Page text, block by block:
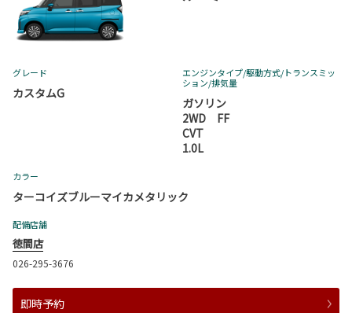
グレード
カスタムG
エンジンタイプ/駆動方式/トランスミッ
ション/排気量
ガソリン
2WD FF
CVT
1.0L
カラー
ターコイズブルーマイカメタリック
配備店舗
徳間店
026-295-3676
即時予約